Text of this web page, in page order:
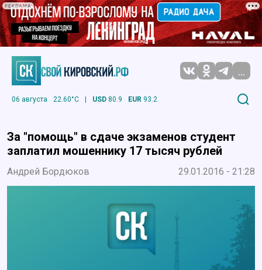
РЕКЛАМА
...
06 августа 22.60°C | USD 80.9 EUR 93.2
За "помощь" в сдаче экзаменов студент
заплатил мошеннику 17 тысяч рублей
Андрей Бордюков 29.01.2016 - 21:28